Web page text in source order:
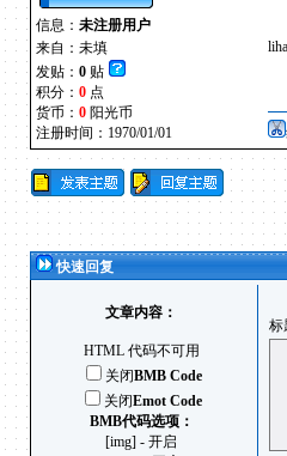
信息： 未注册用户
来自：未填
发贴： 0贴
积分： 0点
货币： 0阳光币
注册时间：1970/01/01
快速回复
文章内容：
HTML 代码不可用
关闭BMB Code
关闭Emot Code
BMB代码选项：
[img] - 开启
标